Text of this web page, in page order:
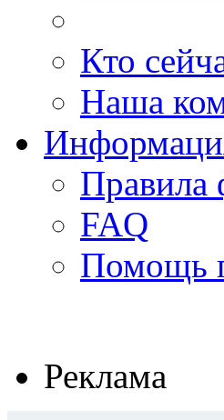
Кто
Наша
Правила
FAQ
Помощь
Реклама